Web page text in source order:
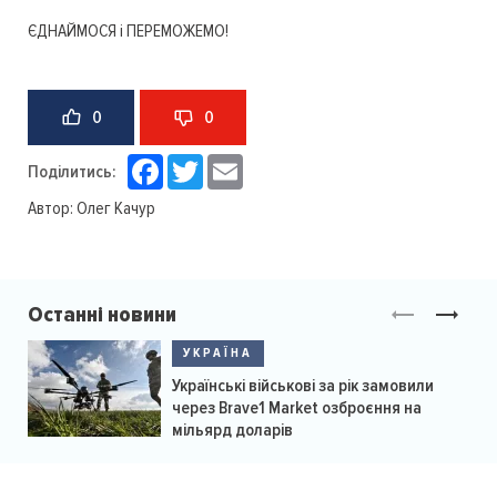
ЄДНАЙМОСЯ і ПЕРЕМОЖЕМО!
0 0
Поділитись: Facebook
Twitter
Автор: Олег Качур
Останні новини
УКРАЇНА
Українські військові за рік замовили
через Brave1 Market озброєння на
мільярд доларів